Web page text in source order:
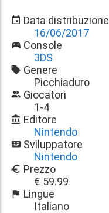
Data distribuzione
16/06/2017
Console
3DS
Genere
Picchiaduro
Giocatori
1-4
Editore
Nintendo
Sviluppatore
Nintendo
Prezzo
€ 59.99
Lingue
Italiano